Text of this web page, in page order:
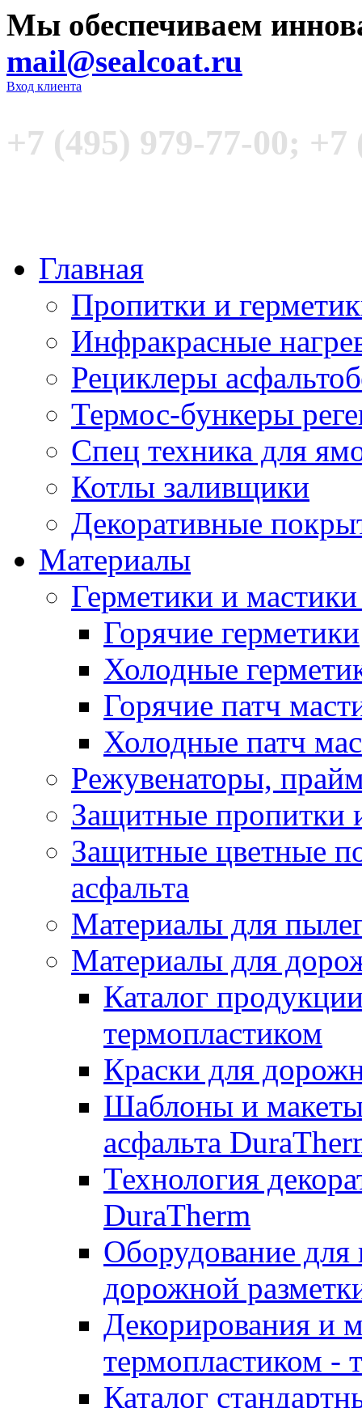
Мы обеспечиваем
mail@sealcoat.ru
Вход клиента
+7 (495) 979-77-00; +7
Главная
Пропитки и
Инфракрасные
Рециклеры
Термос-бункеры
Спец техника для
Котлы заливщики
Декоративные
Материалы
Герметики и
Горячие герметики
Холодные
Горячие патч
Холодные патч
Режувенаторы,
Защитные пропитки
Защитные цветные
асфальта
Материалы для
Материалы для
Каталог
термопластиком
Краски для
Шаблоны и макеты
асфальта
Технология
DuraTherm
Оборудование для
дорожной
Декорирования и
термопластиком -
Каталог